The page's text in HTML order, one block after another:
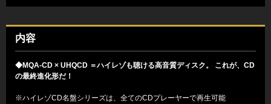
内容
◆MQA-CD × UHQCD ＝ハイレゾも聴ける高音質ディスク。 これが、CD
の最終進化形だ！
※ハイレゾCD名盤シリーズは、全てのCDプレーヤーで再生可能